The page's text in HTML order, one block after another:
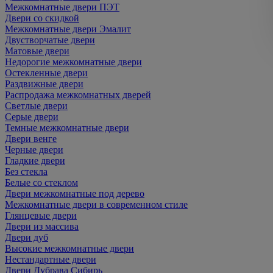
Межкомнатные двери ПЭТ
Двери со скидкой
Межкомнатные двери Эмалит
Двустворчатые двери
Матовые двери
Недорогие межкомнатные двери
Остекленные двери
Раздвижные двери
Распродажа межкомнатных дверей
Светлые двери
Серые двери
Темные межкомнатные двери
Двери венге
Черные двери
Гладкие двери
Без стекла
Белые со стеклом
Двери межкомнатные под дерево
Межкомнатные двери в современном стиле
Глянцевые двери
Двери из массива
Двери дуб
Высокие межкомнатные двери
Нестандартные двери
Двери Дубрава Сибирь